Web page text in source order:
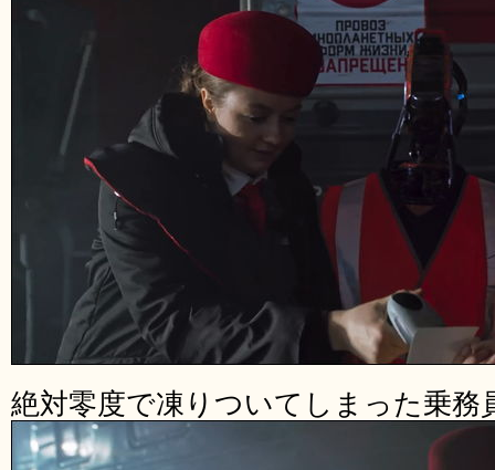
絶対零度で凍りついてしまった乗務